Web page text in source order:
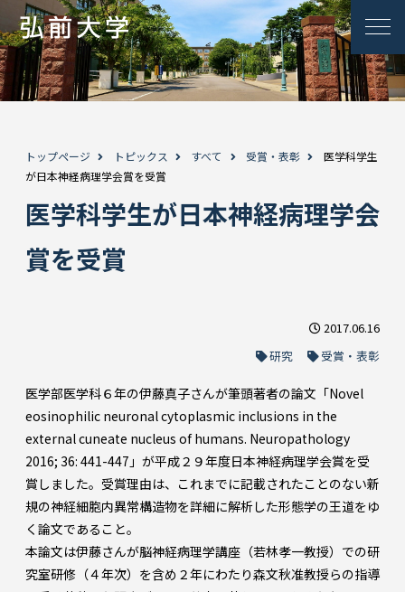
トップページ トピックス すべて 受賞・表彰
医学科学生
が日本神経病理学会賞を受賞
医学科学生が日本神経病理学会
賞を受賞
2017.06.16
研究
受賞・表彰
医学部医学科６年の伊藤真子さんが筆頭著者の論文「Novel
eosinophilic neuronal cytoplasmic inclusions in the
external cuneate nucleus of humans. Neuropathology
2016; 36: 441-447」が平成２９年度日本神経病理学会賞を受
賞しました。受賞理由は、これまでに記載されたことのない新
規の神経細胞内異常構造物を詳細に解析した形態学の王道をゆ
く論文であること。
本論文は伊藤さんが脳神経病理学講座（若林孝一教授）での研
究室研修（４年次）を含め２年にわたり森文秋准教授らの指導